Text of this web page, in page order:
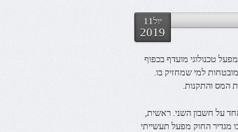
יול11
2019
טכנולוגי מועדף בכפוף
למי שמחזיק בו.
המס והתקנות.
על חשבון השני. ראשית,
מגדיר החוק מפעל תעשייתי